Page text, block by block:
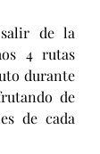
de la
4 rutas
durante
de
de cada